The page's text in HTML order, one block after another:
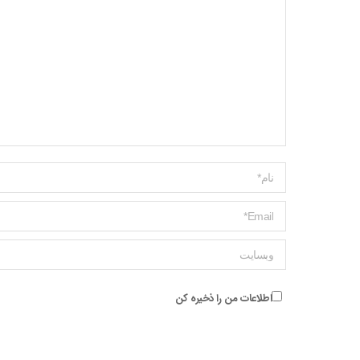
Name *
ایمیل *
وبسایت
اطلاعات من را ذخیره کن